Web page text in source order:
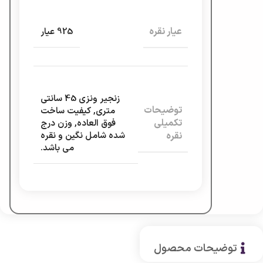
عیار نقره 925 عیار
توضیحات
تکمیلی
نقره
زنجیر ونزی 45 سانتی
متری,کیفیت ساخت
فوق العاده, وزن درج
شده شامل نگین و نقره
می باشد.
توضیحات محصول